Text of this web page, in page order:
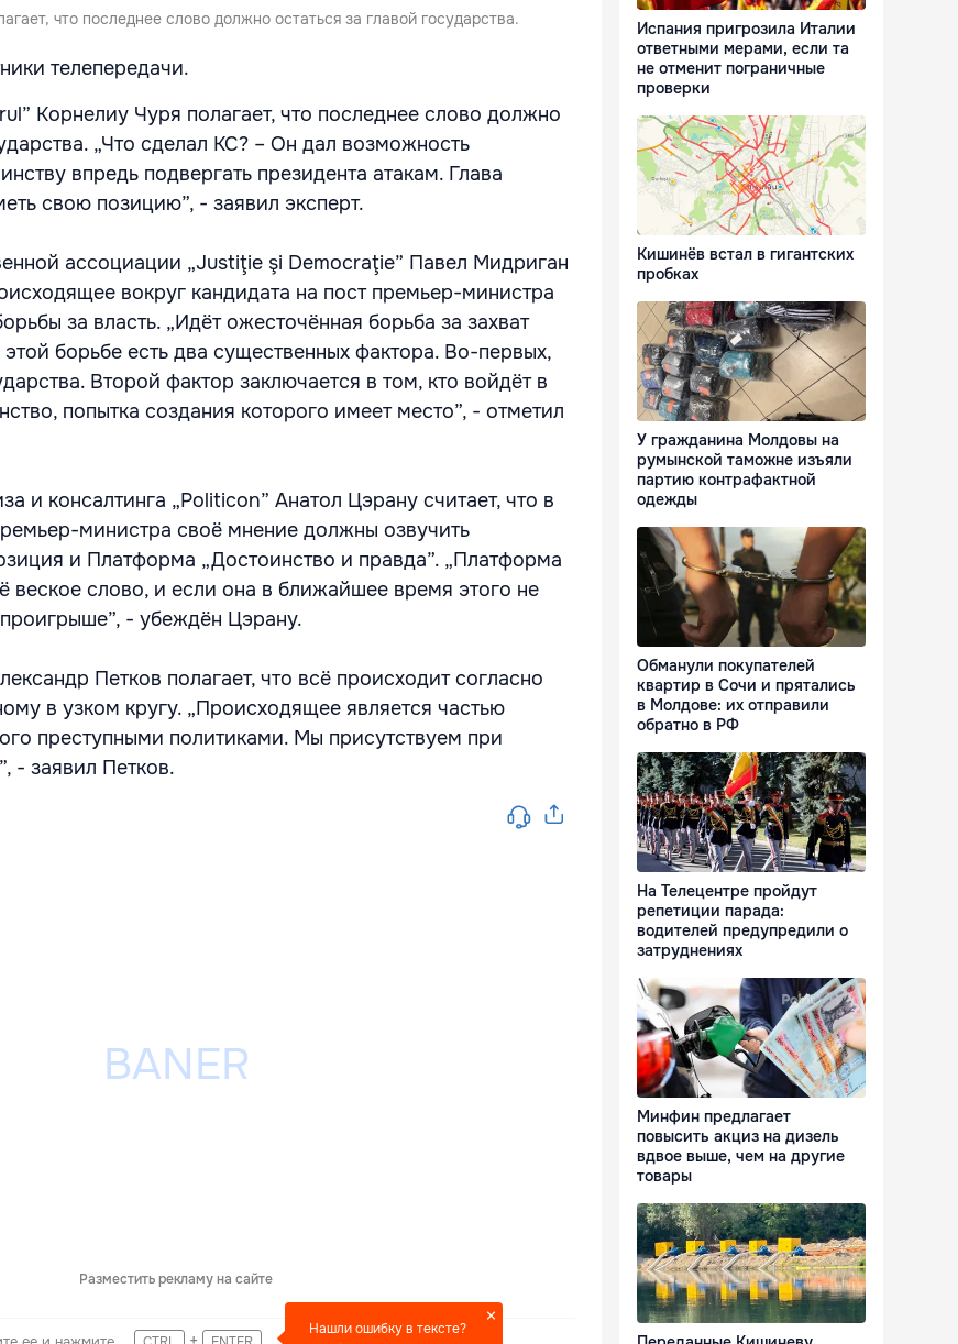
что последнее слово должно остаться за главой государства.
телепередачи.
Корнелиу Чуря полагает, что последнее слово должно
„Что сделал КС? – Он дал возможность
впредь подвергать президента атакам. Глава
свою позицию”, - заявил эксперт.
ассоциации „Justiţie şi Democraţie” Павел Мидриган
вокруг кандидата на пост премьер-министра
за власть. „Идёт ожесточённая борьба за захват
борьбе есть два существенных фактора. Во-первых,
Второй фактор заключается в том, кто войдёт в
попытка создания которого имеет место”, - отметил
и консалтинга „Politicon” Анатол Цэрану считает, что в
министра своё мнение должны озвучить
и Платформа „Достоинство и правда”. „Платформа
веское слово, и если она в ближайшее время этого не
- убеждён Цэрану.
Петков полагает, что всё происходит согласно
в узком кругу. „Происходящее является частью
преступными политиками. Мы присутствуем при
- заявил Петков.
Разместить рекламу на сайте
Нашли ошибку в тексте?
Испания пригрозила Италии
ответными мерами, если та
не отменит пограничные
проверки
Кишинёв встал в гигантских
пробках
У гражданина Молдовы на
румынской таможне изъяли
партию контрафактной
одежды
Обманули покупателей
квартир в Сочи и прятались
в Молдове: их отправили
обратно в РФ
На Телецентре пройдут
репетиции парада:
водителей предупредили о
затруднениях
Минфин предлагает
повысить акциз на дизель
вдвое выше, чем на другие
товары